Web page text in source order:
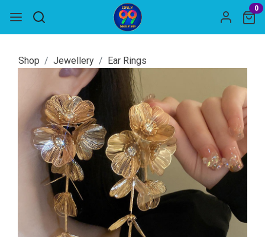
0
Shop Jewellery Ear Rings